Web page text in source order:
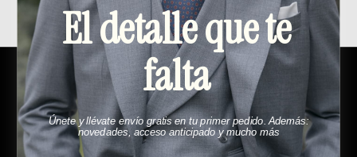
Menú
Esto es Bund
Cómo funciona
El detalle que te
falta
Únete y llévate envío gratis en tu primer pedido. Además:
novedades, acceso anticipado y mucho más